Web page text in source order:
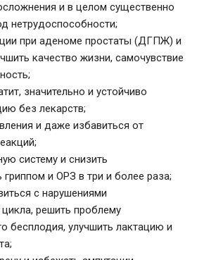
и в целом существенно
нетрудоспособности;
при аденоме простаты (ДГПЖ) и
качество жизни, самочувствие
значительно и устойчиво
без лекарств;
и даже избавиться от
систему и снизить
гриппом и ОРЗ в три и более раза;
с нарушениями
решить проблему
бесплодия, улучшить лактацию и